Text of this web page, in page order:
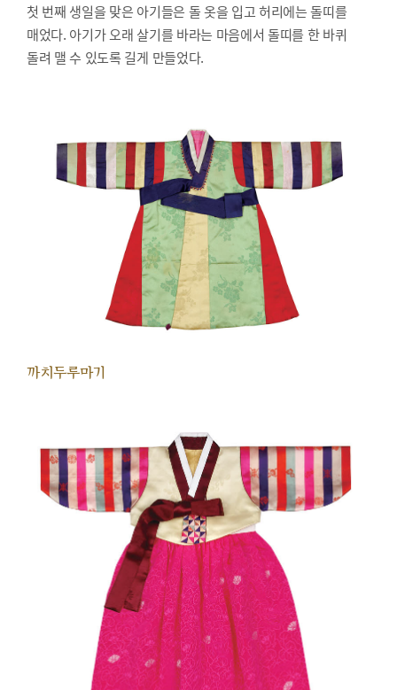
첫 번째 생일을 맞은 아기들은 돌 옷을 입고 허리에는 돌띠를
매었다. 아기가 오래 살기를 바라는 마음에서 돌띠를 한 바퀴
돌려 맬 수 있도록 길게 만들었다.
까치두루마기